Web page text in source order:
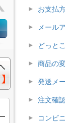
お支払
メール
どっと
商品の
発送メ
注文確
コンビ